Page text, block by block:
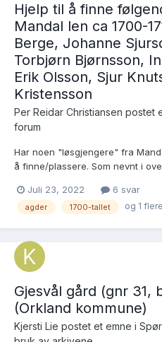
Hjelp til å finne
Mandal len ca 1700-
Berge, Johanne
Torbjørn Bjørnsson,
Erik Olsson, Sjur
Kristensson
Per Reidar Christiansen postet
forum
Har noen "løsgjengere" fra
å finne/plassere. Som nevnt i
Bjørnsson, Ingrid Stiansdotter,
Arnfinn Kristensson. Bortsett fra
Juli 23, 2022 6 svar
agder 1700-tallet og 1
Gjesvål gård (gnr 31,
(Orkland kommune)
Kjersti Lie postet et emne i